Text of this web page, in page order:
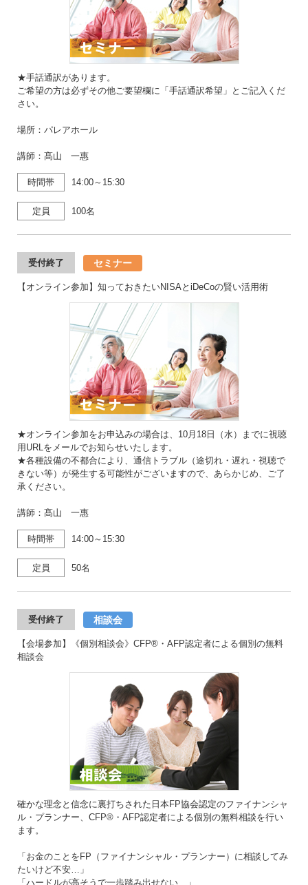
★手話通訳があります。
ご希望の方は必ずその他ご要望欄に「手話通訳希望」とご記入くだ
さい。
場所：パレアホール
講師：髙山 一惠
時間帯 14:00～15:30
定員 100名
受付終了 セミナー
【オンライン参加】知っておきたいNISAとiDeCoの賢い活用術
★オンライン参加をお申込みの場合は、10月18日（水）までに視聴
用URLをメールでお知らせいたします。
★各種設備の不都合により、通信トラブル（途切れ・遅れ・視聴で
きない等）が発生する可能性がございますので、あらかじめ、ご了
承ください。
講師：髙山 一惠
時間帯 14:00～15:30
定員 50名
受付終了 相談会
【会場参加】《個別相談会》CFP®・AFP認定者による個別の無料
相談会
確かな理念と信念に裏打ちされた日本FP協会認定のファイナンシャ
ル・プランナー、CFP®・AFP認定者による個別の無料相談を行い
ます。
「お金のことをFP（ファイナンシャル・プランナー）に相談してみ
たいけど不安…」
「ハードルが高そうで一歩踏み出せない…」